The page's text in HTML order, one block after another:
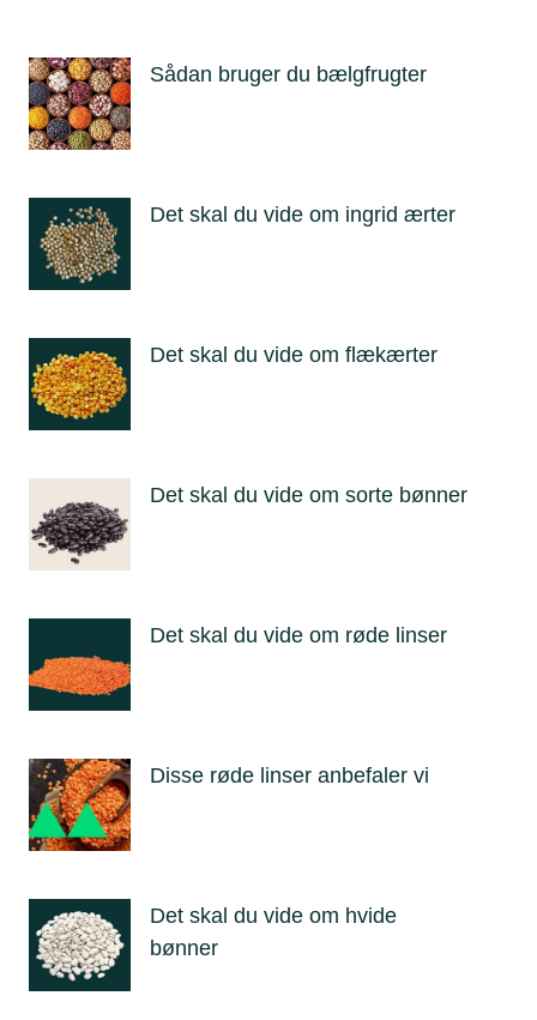
Sådan bruger du bælgfrugter
Det skal du vide om ingrid ærter
Det skal du vide om flækærter
Det skal du vide om sorte bønner
Det skal du vide om røde linser
Disse røde linser anbefaler vi
Det skal du vide om hvide
bønner